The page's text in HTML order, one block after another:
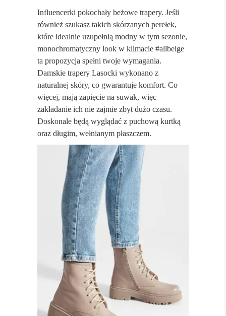
Influencerki pokochały beżowe trapery. Jeśli
również szukasz takich skórzanych perełek,
które idealnie uzupełnią modny w tym sezonie,
monochromatyczny look w klimacie #allbeige
ta propozycja spełni twoje wymagania.
Damskie trapery Lasocki wykonano z
naturalnej skóry, co gwarantuje komfort. Co
więcej, mają zapięcie na suwak, więc
zakładanie ich nie zajmie zbyt dużo czasu.
Doskonale będą wyglądać z puchową kurtką
oraz długim, wełnianym płaszczem.